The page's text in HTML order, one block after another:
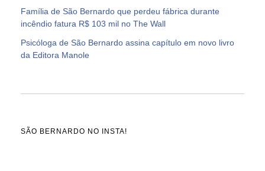
Família de São Bernardo que perdeu fábrica durante
incêndio fatura R$ 103 mil no The Wall
Psicóloga de São Bernardo assina capítulo em novo livro
da Editora Manole
SÃO BERNARDO NO INSTA!